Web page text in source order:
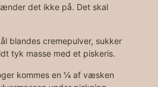
det ikke på. Det skal
blandes cremepulver, sukker
tyk masse med et piskeris.
kommes en ¼ af væsken